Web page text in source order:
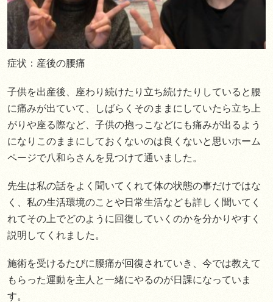
症状：産後の腰痛
子供を出産後、座わり続けたり立ち続けたりしていると腰
に痛みが出ていて、しばらくそのままにしていたら立ち上
がりや座る際など、子供の抱っこなどにも痛みが出るよう
になりこのままにしておくないのは良くないと思いホーム
ページで八和らさんを見つけて通いました。
先生は私の話をよく聞いてくれて体の状態の事だけではな
く、私の生活環境のことや日常生活なども詳しく聞いてく
れてその上でどのように回復していくのかを分かりやすく
説明してくれました。
施術を受けるたびに腰痛が回復されていき、今では教えて
もらった運動を主人と一緒にやるのが日課になっていま
す。